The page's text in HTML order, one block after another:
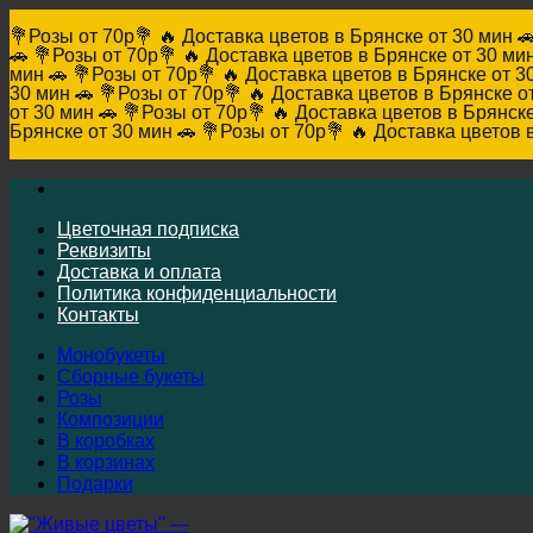
💐Розы от 70р💐 🔥 Доставка цветов в Брянске от 30 мин
🚗 💐Розы от 70р💐 🔥 Доставка цветов в Брянске от 30
мин 🚗 💐Розы от 70р💐 🔥 Доставка цветов в Брянске от
30 мин 🚗 💐Розы от 70р💐 🔥 Доставка цветов в Брянске
от 30 мин 🚗 💐Розы от 70р💐 🔥 Доставка цветов в
Брянске от 30 мин 🚗 💐Розы от 70р💐 🔥 Доставка цветов
Цветочная подписка
Реквизиты
Доставка и оплата
Политика конфиденциальности
Контакты
Монобукеты
Сборные букеты
Розы
Композиции
В коробках
В корзинах
Подарки